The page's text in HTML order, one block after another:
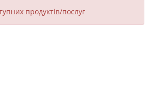
продуктів/послуг